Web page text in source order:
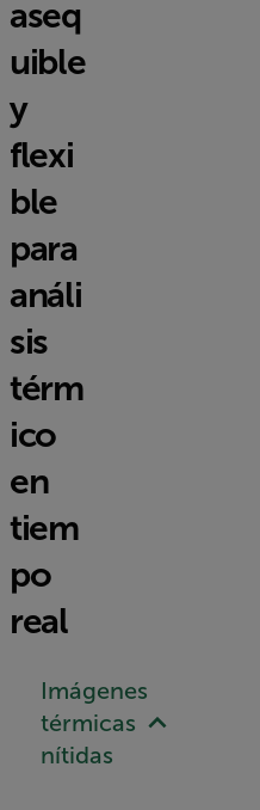
aseq
uible
y
flexi
ble
para
análi
sis
térm
ico
en
tiem
po
real
Imágenes
térmicas
nítidas